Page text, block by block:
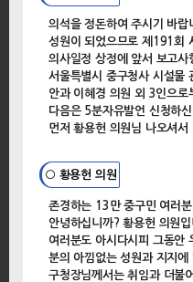
의석을 정돈하여 주시기 바랍
성원이 되었으므로 제191회
의사일정 상정에 앞서 보고사
서울특별시 중구청사 시설물
안과 이혜경 의원 외 3인으로
다음은 5분자유발언 신청하
먼저 황용헌 의원님 나오셔서
○ 황용헌 의원
존경하는 13만 중구민 여러
안녕하십니까? 황용헌 의원입
여러분도 아시다시피 그동안
분의 아낌없는 성원과 지지에
구청장님께서는 취임과 더불